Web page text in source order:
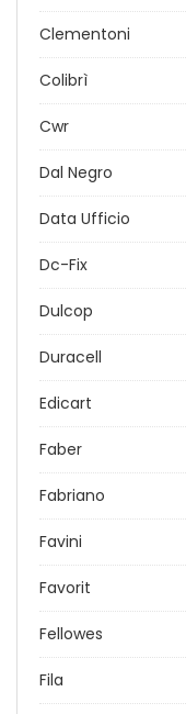
Clementoni
Colibrì
Cwr
Dal Negro
Data Ufficio
Dc-Fix
Dulcop
Duracell
Edicart
Faber
Fabriano
Favini
Favorit
Fellowes
Fila